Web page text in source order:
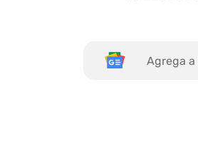
Agrega